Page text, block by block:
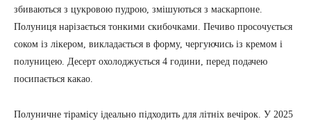
збиваються з цукровою пудрою, змішуються з маскарпоне.
Полуниця нарізається тонкими скибочками. Печиво просочується
соком із лікером, викладається в форму, чергуючись із кремом і
полуницею. Десерт охолоджується 4 години, перед подачею
посипається какао.
Полуничне тірамісу ідеально підходить для літніх вечірок. У 2025